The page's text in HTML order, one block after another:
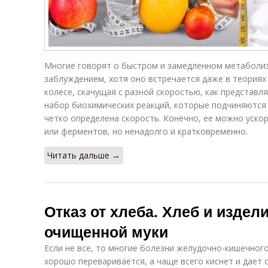
Многие говорят о быстром и замедленном
заблуждением, хотя оно встречается даже в
колесе, скачущая с разной скоростью, как
набор биохимических реакций, которые
четко определена скорость. Конечно, ее можно
или ферментов, но ненадолго и кратковременно.
Читать дальше →
Отказ от хлеба. Хлеб и
очищенной муки
Если не все, то многие болезни желудочно-
хорошо переваривается, а чаще всего киснет и дает